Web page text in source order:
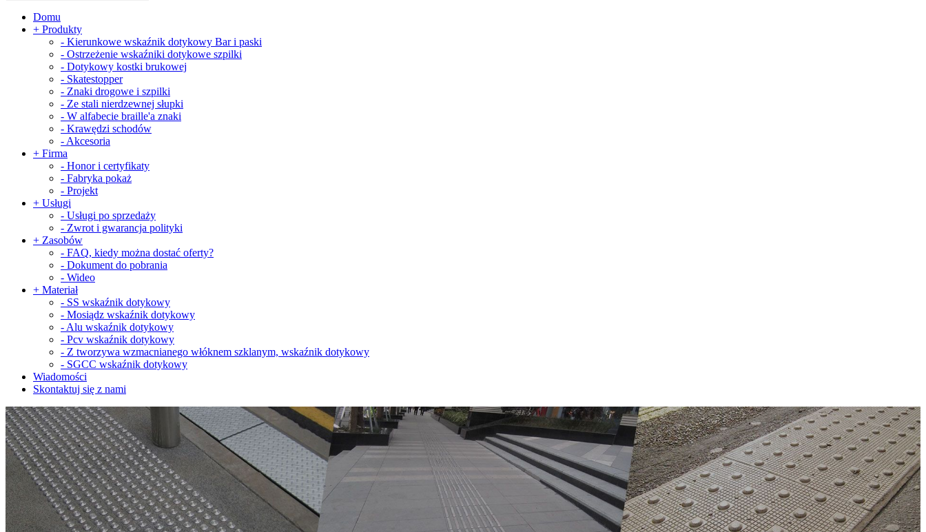
Domu
+ Produkty
- Kierunkowe wskaźnik dotykowy Bar i paski
- Ostrzeżenie wskaźniki dotykowe szpilki
- Dotykowy kostki brukowej
- Skatestopper
- Znaki drogowe i szpilki
- Ze stali nierdzewnej słupki
- W alfabecie braille'a znaki
- Krawędzi schodów
- Akcesoria
+ Firma
- Honor i certyfikaty
- Fabryka pokaż
- Projekt
+ Usługi
- Usługi po sprzedaży
- Zwrot i gwarancja polityki
+ Zasobów
- FAQ, kiedy można dostać oferty?
- Dokument do pobrania
- Wideo
+ Materiał
- SS wskaźnik dotykowy
- Mosiądz wskaźnik dotykowy
- Alu wskaźnik dotykowy
- Pcv wskaźnik dotykowy
- Z tworzywa wzmacnianego włóknem szklanym, wskaźnik dotykowy
- SGCC wskaźnik dotykowy
Wiadomości
Skontaktuj się z nami